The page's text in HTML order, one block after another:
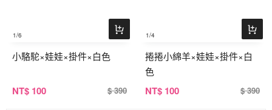
1/6
小駱駝×娃娃×掛件×白色
NT$ 100 $ 390
1/4
捲捲小綿羊×娃娃×掛件×白
色
NT$ 100 $ 390